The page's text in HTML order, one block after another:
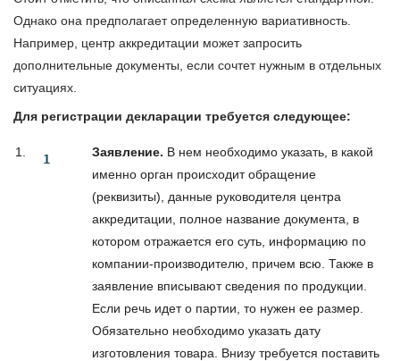
Однако она предполагает определенную вариативность.
Например, центр аккредитации может запросить
дополнительные документы, если сочтет нужным в отдельных
ситуациях.
Для регистрации декларации требуется следующее:
Заявление. В нем необходимо указать, в какой
именно орган происходит обращение
(реквизиты), данные руководителя центра
аккредитации, полное название документа, в
котором отражается его суть, информацию по
компании-производителю, причем всю. Также в
заявление вписывают сведения по продукции.
Если речь идет о партии, то нужен ее размер.
Обязательно необходимо указать дату
изготовления товара. Внизу требуется поставить